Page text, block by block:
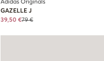
Adidas Originals
GAZELLE J
39,50 €79 €